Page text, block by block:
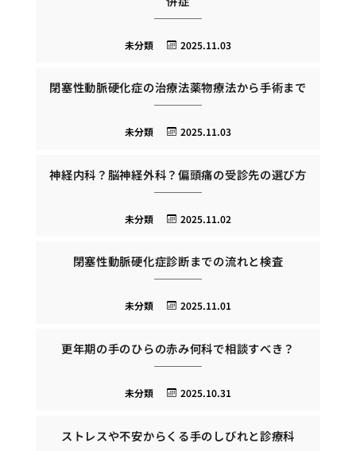
2025.11.03
未分類
閉塞性動脈硬化症の治療法薬物療法から手術まで
2025.11.03
未分類
神経内科？脳神経外科？偏頭痛の受診先の選び方
2025.11.02
未分類
閉塞性動脈硬化症診断までの流れと検査
2025.11.01
未分類
更年期の手のひらの赤み何科で相談すべき？
2025.10.31
未分類
ストレスや不安からくる手のしびれと診療科